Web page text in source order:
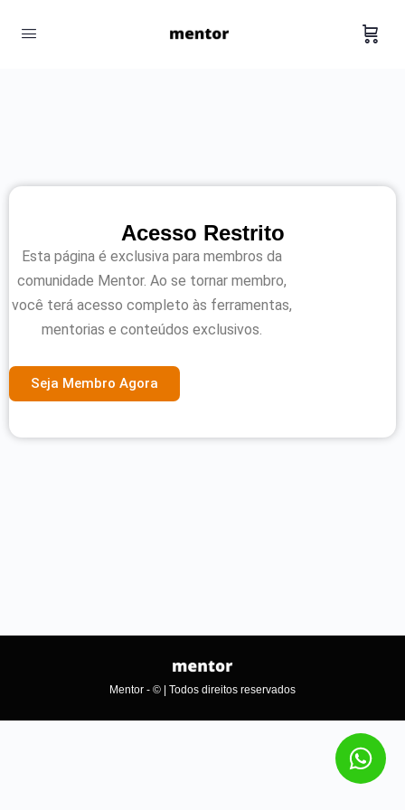
Acesso Restrito
Esta página é exclusiva para membros da
comunidade Mentor. Ao se tornar membro,
você terá acesso completo às ferramentas,
mentorias e conteúdos exclusivos.
Seja Membro Agora
Mentor - © | Todos direitos reservados